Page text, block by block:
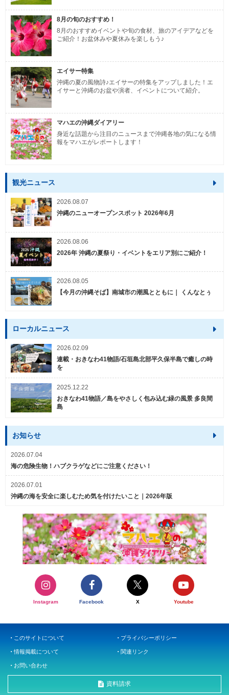
8月の旬のおすすめ！
8月のおすすめイベントや旬の食材、旅のアイデアなどを
ご紹介！お盆休みや夏休みを楽しもう♪
エイサー特集
沖縄の夏の風物詩♪エイサーの特集をアップしました！エ
イサーと沖縄のお盆や演者、イベントについて紹介。
マハエの沖縄ダイアリー
身近な話題から注目のニュースまで沖縄各地の気になる情
報をマハエがレポートします！
観光ニュース
2026.08.07
沖縄のニューオープンスポット 2026年6月
2026.08.06
2026年 沖縄の夏祭り・イベントをエリア別にご紹介！
2026.08.05
【今月の沖縄そば】南城市の潮風とともに｜ くんなとぅ
ローカルニュース
2026.02.09
連載・おきなわ41物語/石垣島北部平久保半島で癒しの時
を
2025.12.22
おきなわ41物語／島をやさしく包み込む緑の風景 多良間
島
お知らせ
2026.07.04
海の危険生物！ハブクラゲなどにご注意ください！
2026.07.01
沖縄の海を安全に楽しむため気を付けたいこと｜2026年版
Instagram Facebook X Youtube
このサイトについて プライバシーポリシー
情報掲載について 関連リンク
お問い合わせ
資料請求